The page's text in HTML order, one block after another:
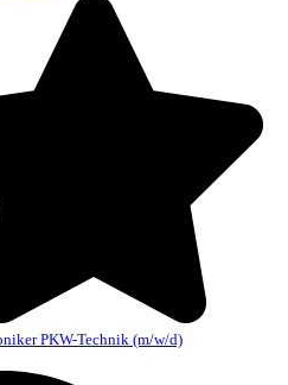
PKW-Technik (m/w/d)